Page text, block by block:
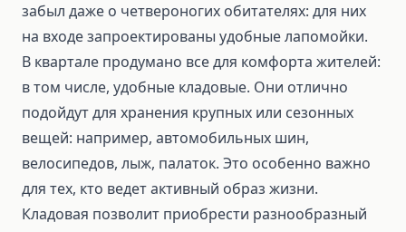
забыл даже о четвероногих обитателях: для них
на входе запроектированы удобные лапомойки.
В квартале продумано все для комфорта жителей:
в том числе, удобные кладовые. Они отлично
подойдут для хранения крупных или сезонных
вещей: например, автомобильных шин,
велосипедов, лыж, палаток. Это особенно важно
для тех, кто ведет активный образ жизни.
Кладовая позволит приобрести разнообразный